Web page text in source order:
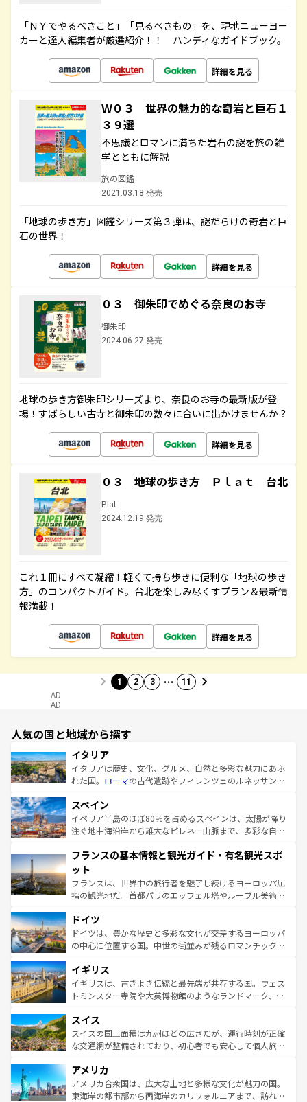
「ＮＹでやるべきこと」「見るべきもの」を、現地ニューヨー
カーと達人編集者が厳選紹介！！ ハンディなガイドブック。
詳細を見る
Ｗ０３ 世界の魅力的な奇岩と巨石１
３９選
不思議とロマンに満ちた岩石の謎を旅の雑
学とともに解説
旅の図鑑
2021.03.18 発売
「地球の歩き方」図鑑シリーズ第３弾は、謎だらけの奇岩と巨
石の世界！
詳細を見る
０３ 御朱印でめぐる奈良のお寺
御朱印
2024.06.27 発売
地球の歩き方御朱印シリーズより、奈良のお寺の最新版が登
場！すばらしい古寺と御朱印の数々に合いに出かけませんか？
詳細を見る
０３ 地球の歩き方 Ｐｌａｔ 台北
Plat
2024.12.19 発売
これ１冊にすべて凝縮！軽くて持ち歩きに便利な「地球の歩き
方」のコンパクトガイド。台北を楽しみ尽くすプラン＆最新情
報満載！
詳細を見る
1 2 3 … 11
AD
AD
人気の国と地域から探す
イタリア
イタリアは歴史、文化、グルメ、自然と多彩な魅力にあふ
れた国。 ローマの古代遺跡やフィレンツェのルネッサンス
ろん、トスカーナの美しい田園風景やアマルフィ海岸の絶
景など、自然景観も見逃せない。観光の合間には、本場の
ピザやパスタなど、絶品のイタリア料理を堪能することも
ませてくれるイタリアで、忘れられない旅をしてみよう！
なお、新着のイタリア情報は
しい。
スペイン
イベリア半島のほぼ80％を占めるスペインは、太陽が降り
注ぐ地中海沿岸から雄大なピレネー山脈まで、多彩な自然
文化が根付くこの国では、情熱的なフラメンコ、熱気あふ
れる闘牛、そして美味しいタパスが生活の一部となってい
る。首都マドリードの洗練された雰囲気や、バルセロナの
アートに溢れた街角から、地方では古代ローマ遺跡や中世
せる。地方によって風土や気候が異なるスペインはその個
性で訪れる人を魅了する。 なお、新着のスペイン情報は コ
ンテンツ一覧を参照してほしい。
フランスの基本情報と観光ガイド・有名観光スポ
ット
フランスは、世界中の旅行者を魅了し続けるヨーロッパ屈
指の観光地だ。首都パリのエッフェル塔やルーブル美術館
で、幅広い魅力が詰まっている。華麗な宮殿、歴史的な大
聖堂、美しいビーチ、そして豊かな自然が、訪れる者を心
から魅了する。また、フランスは美食の国としても知ら
いる。シャンパンの発祥地であるランス、プロヴァンスの
香り高いラベンダー畑など、多彩な楽しみ方が可能だ。さ
らに、パリ以外の地域にも魅力が溢れており、どの街角に
れる地方に足を運ぶとそれぞれで全く異なる文化を体験で
きるだろう。 なお、新着のフランス情報はコンテンツ一覧
を参照してほしい。
ドイツ
ドイツは、豊かな歴史と多彩な文化が交差するヨーロッパ
の中心に位置する国。中世の街並みが残るロマンチック街
顔を持つこの国は、どこを歩いても飽きることがない。ベ
ルリンの文化的活気、バイエルン州のアルプスの絶景、そ
してライン川沿いのワイン畑といった風景は必見。ビール
は、お酒好きな人にはぜひ体験してほしい。 なお、新着の
ドイツ情報はコンテンツ一覧を参照してほしい。
イギリス
イギリスは、古きよき伝統と最先端が共存する国。ウェス
トミンスター寺院や大英博物館のようなランドマーク、歴
リアごとに異なる魅力がある。また、優雅なアフタヌーン
ティー、ビール好きにはたまらない英国パブ、サッカー観
戦など、本場だからこそできる体験も豊富。イギリスを旅
ンツ一覧を参照してほしい。
スイス
スイスの国土面積は九州ほどの広さだが、運行時刻が正確
な交通網が整備されており、初心者でも安心して個人旅行
の建物がそのまま残る町や、スイスならではのユニークな
博物館もあり、アルプス観光だけでなく町歩きも満喫する
ことができる。国民の所得が高いため物価も高いが、旅行
アメリカ
アメリカ合衆国は、広大な土地と多様な文化が魅力の国。
東海岸の都市部から西海岸のカリフォルニアまで、訪れる